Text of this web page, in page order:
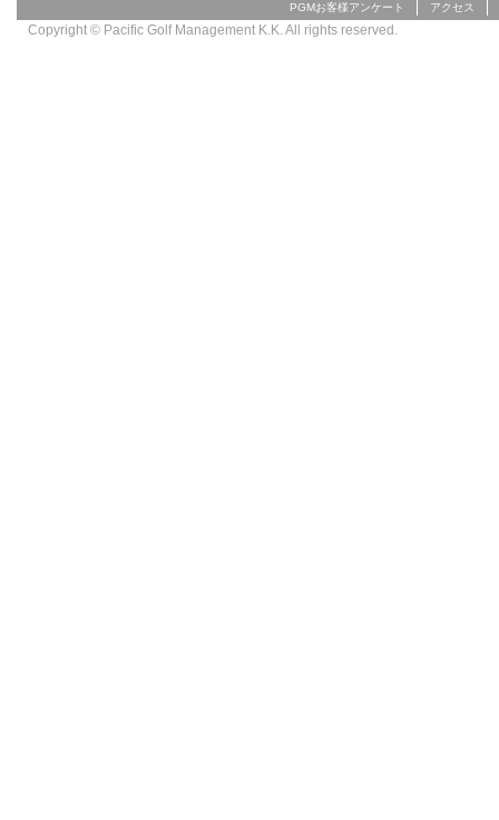
PGMお客様アンケート アクセス
Copyright © Pacific Golf Management K.K. All rights reserved.